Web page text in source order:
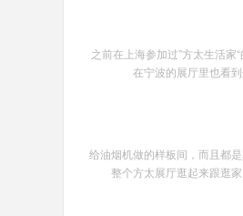
之前在上海参加过”方太生活家
在宁波的展厅里也看
给油烟机做的样板间，而且都是
整个方太展厅逛起来跟逛